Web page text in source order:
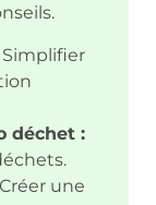
Simplifier
déchet :
Créer une